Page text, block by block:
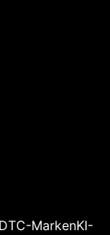
DTC-MarkenKI-